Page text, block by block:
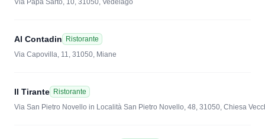
Via Papa Sarto, 10, 31050, Vedelago
Al Contadin
Ristorante
Via Capovilla, 11, 31050, Miane
Il Tirante Ristorante
Via San Pietro Novello in Località San Pietro Novello, 48, 31050, Chiesa